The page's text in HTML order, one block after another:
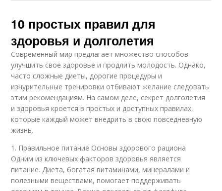
10 простых правил для
здоровья и долголетия
Современный мир предлагает множество способов
улучшить свое здоровье и продлить молодость. Однако,
часто сложные диеты, дорогие процедуры и
изнурительные тренировки отбивают желание следовать
этим рекомендациям. На самом деле, секрет долголетия
и здоровья кроется в простых и доступных правилах,
которые каждый может внедрить в свою повседневную
жизнь.
1. Правильное питание Основы здорового рациона
Одним из ключевых факторов здоровья является
питание. Диета, богатая витаминами, минералами и
полезными веществами, помогает поддерживать